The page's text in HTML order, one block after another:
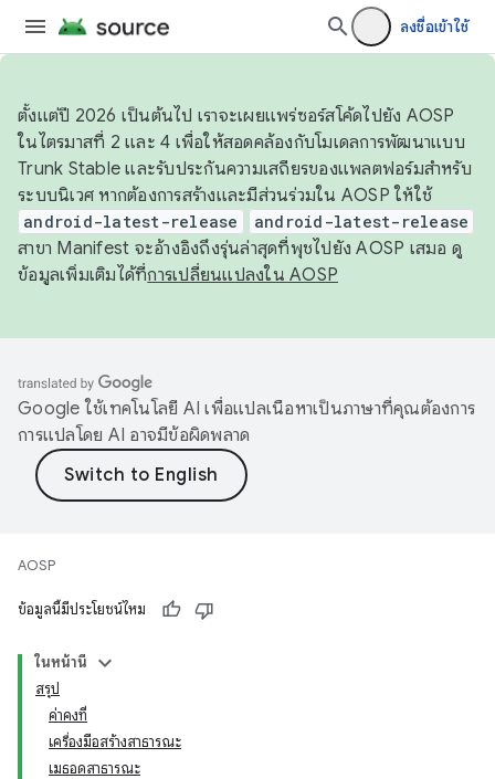
ลงชื่อเข้าใช้
ตั้งแต่ปี 2026 เป็นต้นไป เราจะเผยแพร่ซอร์สโค้ดไปยัง AOSP
ในไตรมาสที่ 2 และ 4 เพื่อให้สอดคล้องกับโมเดลการพัฒนาแบบ
Trunk Stable และรับประกันความเสถียรของแพลตฟอร์มสำหรับ
ระบบนิเวศ หากต้องการสร้างและมีส่วนร่วมใน AOSP ให้ใช้
android-latest-release android-latest-release
สาขา Manifest จะอ้างอิงถึงรุ่นล่าสุดที่พุชไปยัง AOSP เสมอ ดู
ข้อมูลเพิ่มเติมได้ที่การเปลี่ยนแปลงใน AOSP
Google ใช้เทคโนโลยี AI เพื่อแปลเนื้อหาเป็นภาษาที่คุณต้องการ
การแปลโดย AI อาจมีข้อผิดพลาด
AOSP
ข้อมูลนี้มีประโยชน์ไหม
ในหน้านี้
สรุป
ค่าคงที่
เครื่องมือสร้างสาธารณะ
เมธอดสาธารณะ